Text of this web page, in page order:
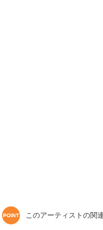
このアーティストの関